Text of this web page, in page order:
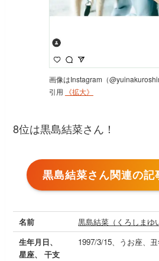
画像はInstagram（
引用
《拡大》
8位は黒島結菜さん！
黒島結菜さん関連の記
名前
黒島結菜（くろしまゆ
生年月日、
星座、 干支
1997/3/15、うお座、